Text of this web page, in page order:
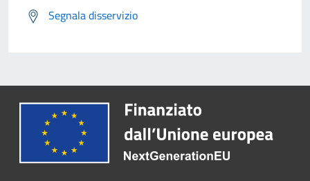
Segnala disservizio